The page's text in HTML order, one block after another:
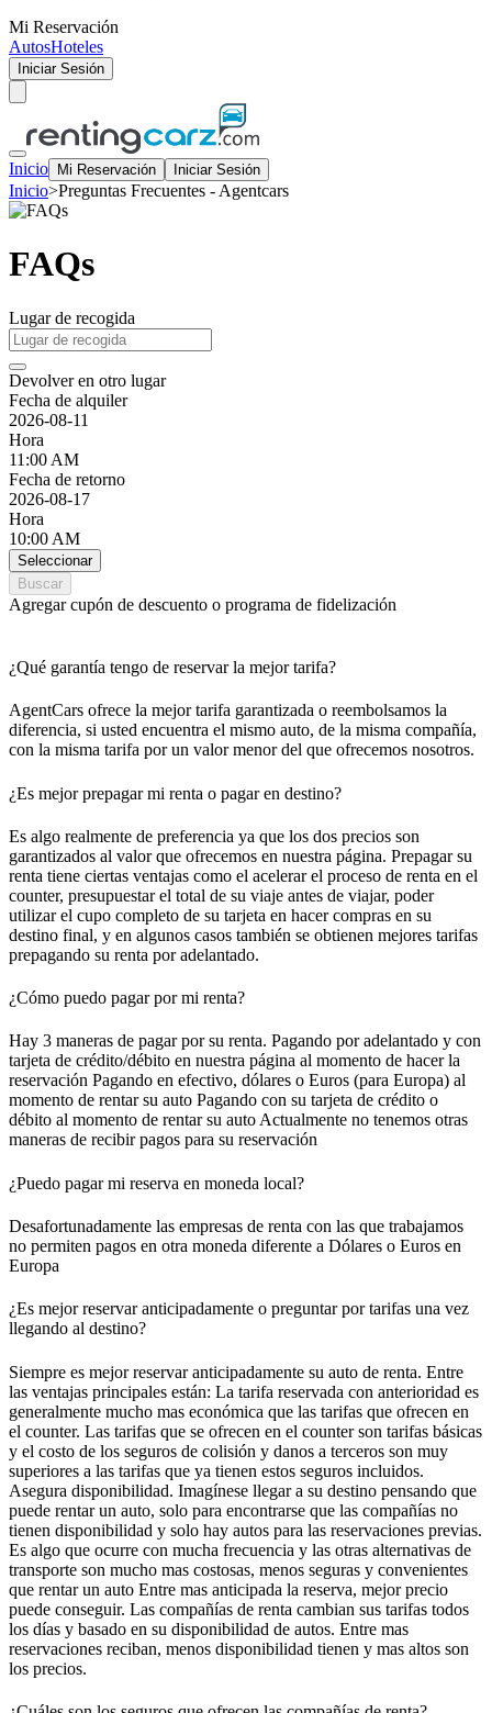
Mi Reservación
AutosHoteles
Iniciar Sesión
Inicio Mi Reservación Iniciar Sesión
Inicio>Preguntas Frecuentes - Agentcars
FAQs
Lugar de recogida
Devolver en otro lugar
Fecha de alquiler
2026-08-11
Hora
11:00 AM
Fecha de retorno
2026-08-17
Hora
10:00 AM
Seleccionar
Buscar
Agregar cupón de descuento o programa de fidelización
¿Qué garantía tengo de reservar la mejor tarifa?
AgentCars ofrece la mejor tarifa garantizada o reembolsamos la
diferencia, si usted encuentra el mismo auto, de la misma compañía,
con la misma tarifa por un valor menor del que ofrecemos nosotros.
¿Es mejor prepagar mi renta o pagar en destino?
Es algo realmente de preferencia ya que los dos precios son
garantizados al valor que ofrecemos en nuestra página. Prepagar su
renta tiene ciertas ventajas como el acelerar el proceso de renta en el
counter, presupuestar el total de su viaje antes de viajar, poder
utilizar el cupo completo de su tarjeta en hacer compras en su
destino final, y en algunos casos también se obtienen mejores tarifas
prepagando su renta por adelantado.
¿Cómo puedo pagar por mi renta?
Hay 3 maneras de pagar por su renta. Pagando por adelantado y con
tarjeta de crédito/débito en nuestra página al momento de hacer la
reservación Pagando en efectivo, dólares o Euros (para Europa) al
momento de rentar su auto Pagando con su tarjeta de crédito o
débito al momento de rentar su auto Actualmente no tenemos otras
maneras de recibir pagos para su reservación
¿Puedo pagar mi reserva en moneda local?
Desafortunadamente las empresas de renta con las que trabajamos
no permiten pagos en otra moneda diferente a Dólares o Euros en
Europa
¿Es mejor reservar anticipadamente o preguntar por tarifas una vez
llegando al destino?
Siempre es mejor reservar anticipadamente su auto de renta. Entre
las ventajas principales están: La tarifa reservada con anterioridad es
generalmente mucho mas económica que las tarifas que ofrecen en
el counter. Las tarifas que se ofrecen en el counter son tarifas básicas
y el costo de los seguros de colisión y danos a terceros son muy
superiores a las tarifas que ya tienen estos seguros incluidos.
Asegura disponibilidad. Imagínese llegar a su destino pensando que
puede rentar un auto, solo para encontrarse que las compañías no
tienen disponibilidad y solo hay autos para las reservaciones previas.
Es algo que ocurre con mucha frecuencia y las otras alternativas de
transporte son mucho mas costosas, menos seguras y convenientes
que rentar un auto Entre mas anticipada la reserva, mejor precio
puede conseguir. Las compañías de renta cambian sus tarifas todos
los días y basado en su disponibilidad de autos. Entre mas
reservaciones reciban, menos disponibilidad tienen y mas altos son
los precios.